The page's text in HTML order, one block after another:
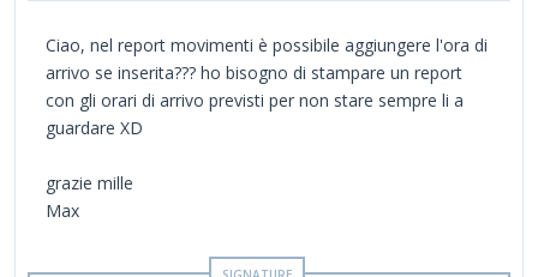
Ciao, nel report movimenti è possibile aggiungere l'ora di
arrivo se inserita??? ho bisogno di stampare un report
con gli orari di arrivo previsti per non stare sempre li a
guardare XD
grazie mille
Max